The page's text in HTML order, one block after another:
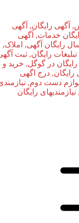
رایگان, آگهی
خدمات, آگهی
رایگان آگهی, املاک,
رایگان, ثبت آگهی
در گوگل, خرید و
درج اگهی
دست دوم, نیازمندی
رایگان